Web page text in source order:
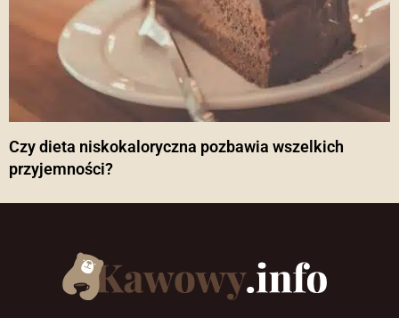
Czy dieta niskokaloryczna pozbawia wszelkich
przyjemności?